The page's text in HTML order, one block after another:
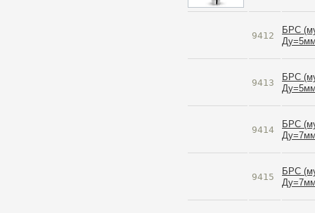
9412
БРС
9413
БРС
9414
БРС
9415
БРС